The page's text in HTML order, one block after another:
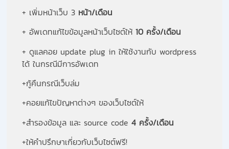
+ เพิ่มหน้าเว็บ 3 หน้า/เดือน
+ อัพเดทแก้ไขข้อมูลหน้าเว็บไซต์ให้10 ครั้ง/เดือน
+ ดูแลคอย update plug in ให้ใช้งานกับ wordpress
ได้ ในกรณีมีการอัพเดท
+กู้คืนกรณีเว็บล่ม
+คอยแก้ไขปัญหาต่างๆ ของเว็บไซต์ให้
+สำรองข้อมูล และ source code4 ครั้ง/เดือน
+ให้คำปรึกษาเกี่ยวกับเว็บไซต์ฟรี!